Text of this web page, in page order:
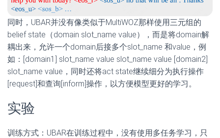
同时，UBAR并没有像类似于MultiWOZ那样使用三元组的
belief state（domain slot_name value），而是将domain解
耦出来，允许一个domain后接多个slot_name 和value，例
如：[domain1] slot_name value slot_name value [domain2]
slot_name value，同时还将act state继续细分为执行操作
[request]和查询[inform]操作，以方便模型更好的学习。
实验
训练方式：UBAR在训练过程中，没有使用多任务学习，只